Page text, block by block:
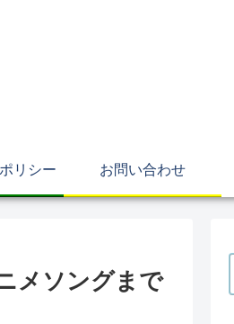
リシー お問い合わせ
メソングまで